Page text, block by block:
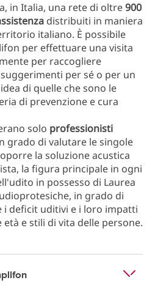
in Italia, una rete di oltre900
distribuiti in maniera
italiano. È possibile
per effettuare una visita
per raccogliere
per sé o per un
di quelle che sono le
di prevenzione e cura
solo professionisti
grado di valutare le singole
la soluzione acustica
la figura principale in ogni
in possesso di Laurea
in grado di
deficit uditivi e i loro impatti
e stili di vita delle persone.